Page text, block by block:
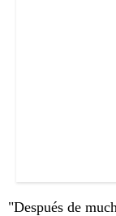
"Después de